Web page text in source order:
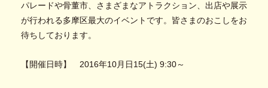
パレードや骨董市、さまざまなアトラクション、出店や展示
が行われる多摩区最大のイベントです。皆さまのおこしをお
待ちしております。
【開催日時】 2016年10月日15(土) 9:30～